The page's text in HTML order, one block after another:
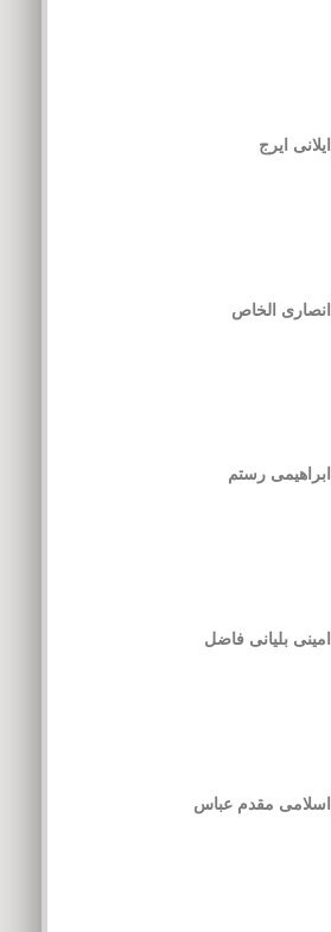
ایلانی ایرج
انصاری الخاص
ابراهیمی رستم
امینی بلیانی فاضل
اسلامی مقدم عباس